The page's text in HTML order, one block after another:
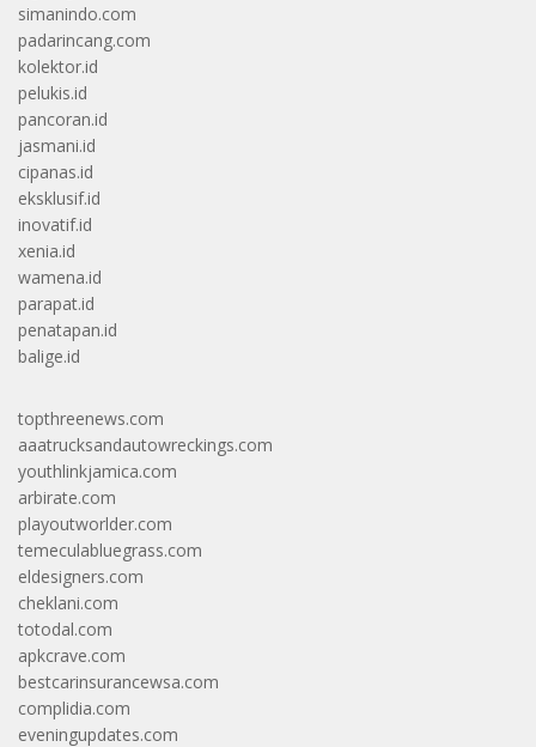
simanindo.com
padarincang.com
kolektor.id
pelukis.id
pancoran.id
jasmani.id
cipanas.id
eksklusif.id
inovatif.id
xenia.id
wamena.id
parapat.id
penatapan.id
balige.id
topthreenews.com
aaatrucksandautowreckings.com
youthlinkjamica.com
arbirate.com
playoutworlder.com
temeculabluegrass.com
eldesigners.com
cheklani.com
totodal.com
apkcrave.com
bestcarinsurancewsa.com
complidia.com
eveningupdates.com